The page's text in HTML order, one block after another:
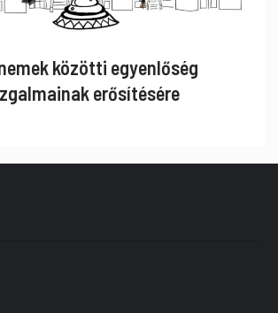
közötti egyenlőség
erősítésére